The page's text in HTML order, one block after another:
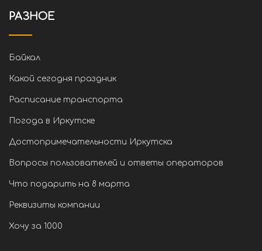
РАЗНОЕ
Байкал
Какой сегодня праздник
Расписание транспорта
Погода в Иркутске
Достопримечательности Иркутска
Вопросы пользователей и ответы операторов
Что подарить на 8 марта
Реквизиты компании
Хочу за 1000